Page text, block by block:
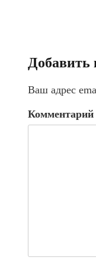
Добавить
Ваш адрес
Комментарий